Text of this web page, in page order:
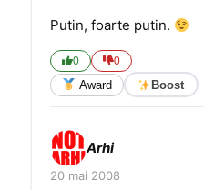
Putin, foarte putin.
0 0
Award Boost
Arhi
20 mai 2008